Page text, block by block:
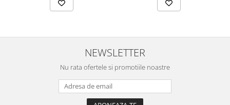
NEWSLETTER
Nu rata ofertele si promotiile noastre